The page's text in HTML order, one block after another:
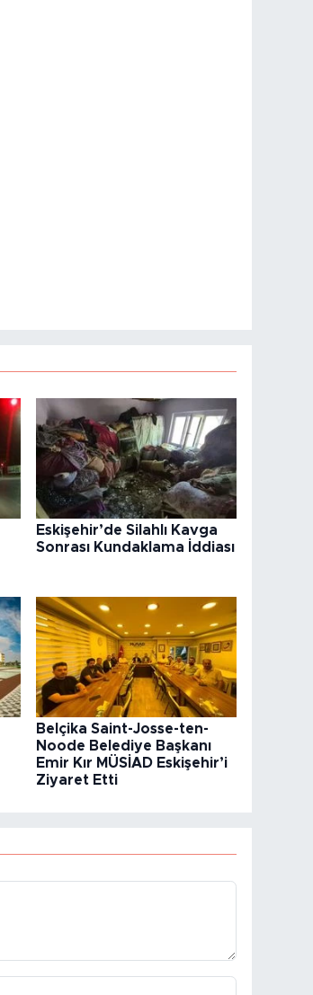
Eskişehir’de Silahlı Kavga
Sonrası Kundaklama İddiası
Belçika Saint-Josse-ten-
Noode Belediye Başkanı
Emir Kır MÜSİAD Eskişehir’i
Ziyaret Etti